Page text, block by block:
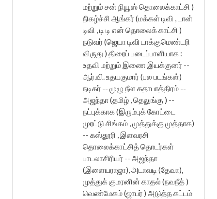
மற்றும் சன் நியூஸ் தொலைக்காட்சி )
நிகழ்ச்சி ஆங்கர் (மக்கள் டிவி , டான்
டிவி , டி டி என் தொலைக் காட்சி )
நடுவர் (ஜெயா டிவி டாக்குமெண்டரி
விருது ) திரைப் படைப்பாளியாக :
உதவி மற்றும் இணை இயக்குனர் --
ஆர்.வி. உதயகுமார் (பல படங்கள்)
நடிகர் -- முழு நீள கதாபாத்திரம் --
அஜந்தா (தமிழ் , தெலுங்கு ) --
நட்புக்காக (இரும்புக் கோட்டை
முரட்டு சிங்கம் , முத்துக்கு முத்தாக)
-- கஸ்தூரி , இளவரசி
தொலைக்காட்சித் தொடர்கள்
பாடலாசிரியர் -- அஜந்தா
(இளையராஜா), அடாவடி (தேவா),
முத்துக் குமரனின் காதல் (நவநீத் )
வெண்மேகம் (ஜாபர் ) அடுத்த கட்டம்